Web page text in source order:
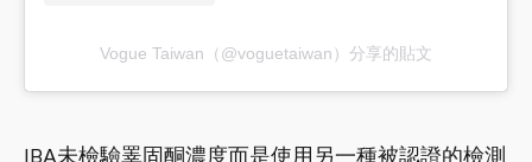
Vogue Taiwan（@voguetaiwan）分享的貼文
IBA未檢驗睪固酮濃度而是使用另一種被認證的檢測